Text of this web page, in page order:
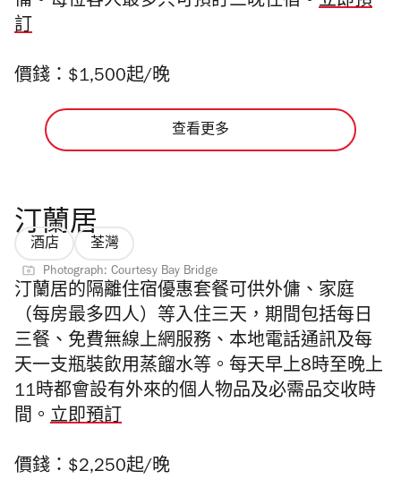
訂
價錢：$1,500起/晚
查看更多
汀蘭居
酒店 荃灣
Photograph: Courtesy Bay Bridge
汀蘭居的隔離住宿優惠套餐可供外傭、家庭
（每房最多四人）等入住三天，期間包括每日
三餐、免費無線上網服務、本地電話通訊及每
天一支瓶裝飲用蒸餾水等。每天早上8時至晚上
11時都會設有 外來的個人物品及必需品交收時
間 。 立即預訂
價錢：$2,250起/晚